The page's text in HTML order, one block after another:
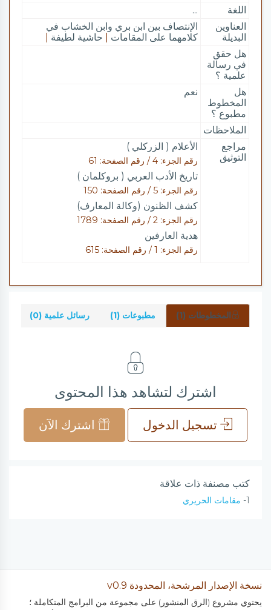
اللغة
...
العناوين
البديلة
الإنتصاف بين ابن بري وابن الخشاب في
كلامهما على المقامات
حاشية لطيفة
هل حقق
في رسالة
علمية ؟
هل
المخطوط
مطبوع ؟
نعم
الملاحظات
مراجع
التوثيق
الأعلام ( الزركلي )
رقم الجزء: 4 / رقم الصفحة: 61
تاريخ الأدب العربي ( بروكلمان )
رقم الجزء: 5 / رقم الصفحة: 150
كشف الظنون (وكالة المعارف)
رقم الجزء: 2 / رقم الصفحة: 1789
هدية العارفين
رقم الجزء: 1 / رقم الصفحة: 615
المخطوطات (1) مطبوعات (1) رسائل علمية (0)
اشترك لتشاهد هذا المحتوى
تسجيل الدخول اشترك الآن
كتب مصنفة ذات علاقة
1- مقامات الحريري
نسخة الإصدار المرشحة، المحدودة v0.9
يحتوي مشروع (الرق المنشور) على مجموعة من البرامج المتكاملة ؛